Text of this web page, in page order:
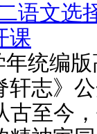
语文选
课
统编
志》
古至今